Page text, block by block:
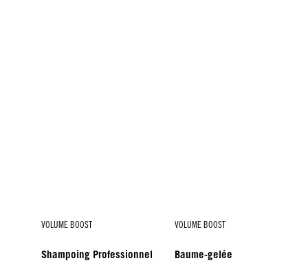
VOLUME BOOST
Shampoing Professionnel
VOLUME BOOST
Baume-gelée